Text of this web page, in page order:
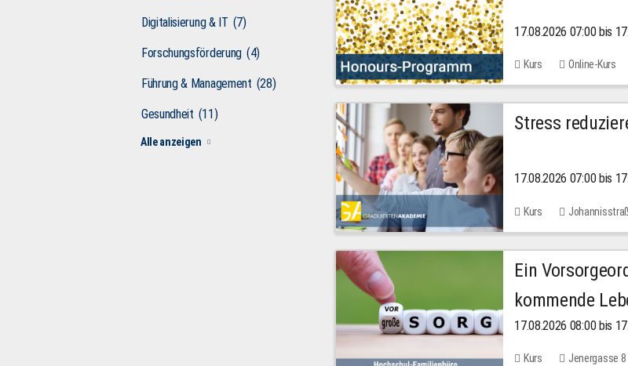
Digitalisierung & IT (7)
Forschungsförderung (4)
Führung & Management (28)
Gesundheit (11)
Alle anzeigen
17.08.2026 07:00 bis
Kurs Online-Kurs
Stress
17.08.2026 07:00 bis
Kurs
Ein
kommende
17.08.2026 08:00 bis
Kurs Jenergasse